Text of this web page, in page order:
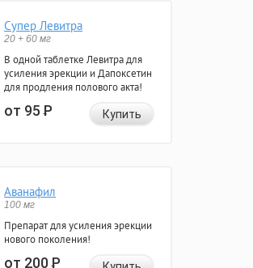
Супер Левитра
20 + 60 мг
В одной таблетке Левитра для
усиления эрекции и Дапоксетин
для продления полового акта!
от 95Р Купить
Аванафил
100 мг
Препарат для усиления эрекции
нового поколения!
от 200Р